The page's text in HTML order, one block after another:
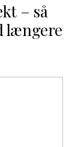
– så
længere